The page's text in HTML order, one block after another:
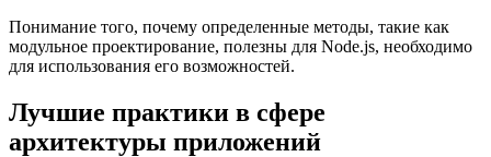
Понимание того, почему определенные методы, такие как
модульное проектирование, полезны для Node.js, необходимо
для использования его возможностей.
Лучшие практики в сфере
архитектуры приложений